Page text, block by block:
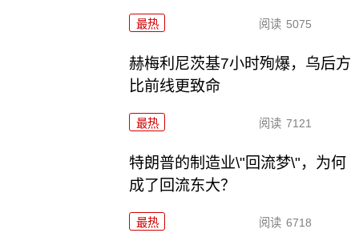
最热 阅读 5075
赫梅利尼茨基7小时殉爆，乌后方
比前线更致命
最热 阅读 7121
特朗普的制造业\"回流梦\"，为何
成了回流东大？
最热 阅读 6718